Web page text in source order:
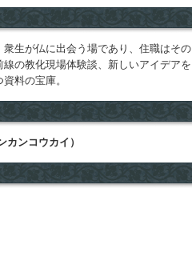
生が仏に出会う場であり、住職はその
の教化現場体験談、新しいアイデアを
料の宝庫。
カンコウカイ）